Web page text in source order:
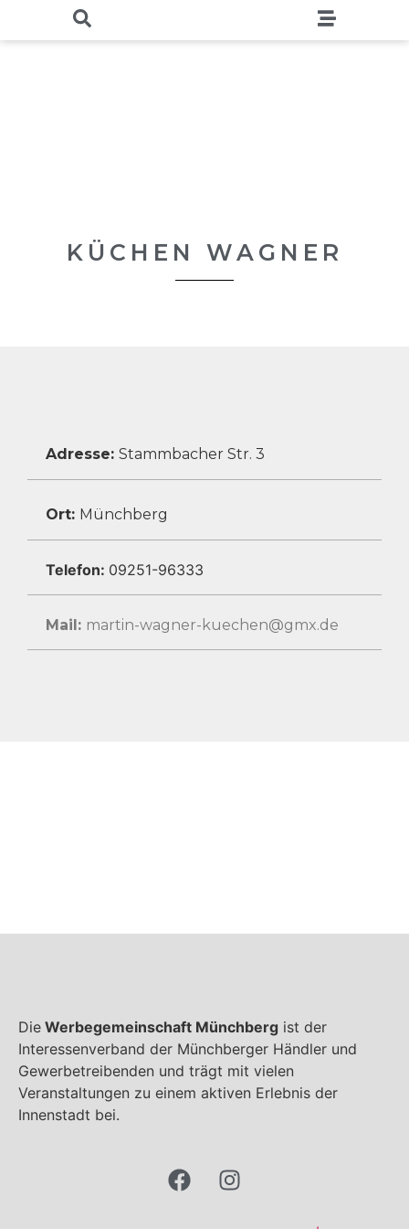
KÜCHEN WAGNER
Adresse: Stammbacher Str. 3
Ort: Münchberg
Telefon: 09251-96333
Mail: martin-wagner-kuechen@gmx.de
Die Werbegemeinschaft Münchberg ist der
Interessenverband der Münchberger Händler und
Gewerbetreibenden und trägt mit vielen
Veranstaltungen zu einem aktiven Erlebnis der
Innenstadt bei.